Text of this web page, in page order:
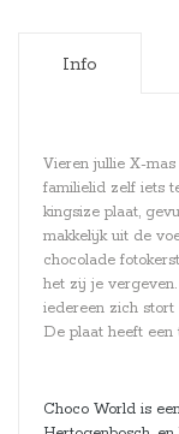
Info
Vieren jullie X-
familielid zelf iets
kingsize plaat,
makkelijk uit de
chocolade
het zij je
iedereen zich stort
De plaat heeft
Choco World is